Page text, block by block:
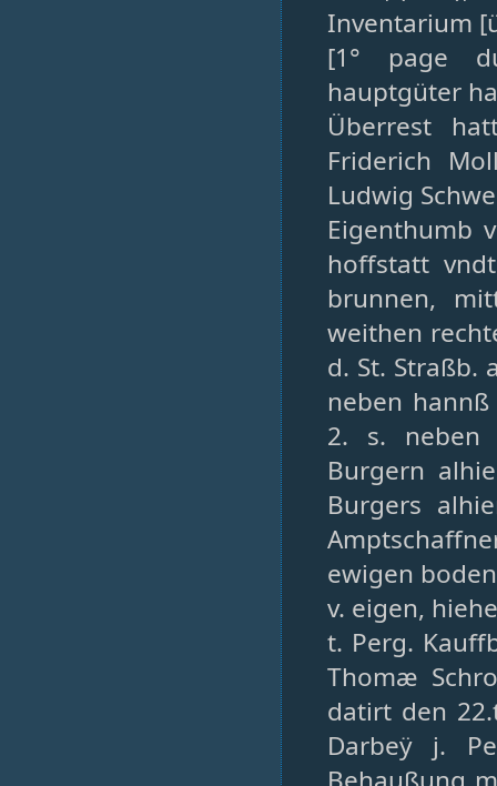
Inventarium
[1° page
hauptgüter
Überrest
Friderich
Ludwig
Eigenthumb
hoffstatt
brunnen,
weithen
d. St. Straßb.
neben
2. s. neben
Burgern
Burgers
ewigen
v. eigen,
t. Perg.
Thomæ
datirt den
Darbeÿ j.